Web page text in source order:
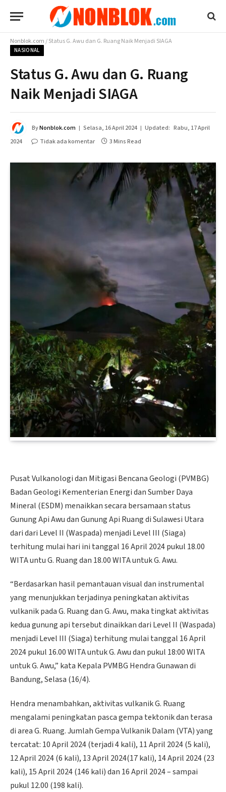
Nonblok.com/Status G. Awu dan G. Ruang Naik Menjadi SIAGA
NASIONAL
Status G. Awu dan G. Ruang
Naik Menjadi SIAGA
ByNonblok.com Selasa, 16 April 2024 Updated: Rabu, 17 April
2024
Tidak ada komentar 3 Mins Read
Pusat Vulkanologi dan Mitigasi Bencana Geologi (PVMBG)
Badan Geologi Kementerian Energi dan Sumber Daya
Mineral (ESDM) menaikkan secara bersamaan status
Gunung Api Awu dan Gunung Api Ruang di Sulawesi Utara
dari dari Level II (Waspada) menjadi Level III (Siaga)
terhitung mulai hari ini tanggal 16 April 2024 pukul 18.00
WITA untu G. Ruang dan 18.00 WITA untuk G. Awu.
“Berdasarkan hasil pemantauan visual dan instrumental
yang menunjukkan terjadinya peningkatan aktivitas
vulkanik pada G. Ruang dan G. Awu, maka tingkat aktivitas
kedua gunung api tersebut dinaikkan dari Level II (Waspada)
menjadi Level III (Siaga) terhitung mulai tanggal 16 April
2024 pukul 16.00 WITA untuk G. Awu dan pukul 18:00 WITA
untuk G. Awu,” kata Kepala PVMBG Hendra Gunawan di
Bandung, Selasa (16/4).
Hendra menambahkan, aktivitas vulkanik G. Ruang
mengalami peningkatan pasca gempa tektonik dan terasa
di area G. Ruang. Jumlah Gempa Vulkanik Dalam (VTA) yang
tercatat: 10 April 2024 (terjadi 4 kali), 11 April 2024 (5 kali),
12 April 2024 (6 kali), 13 April 2024(17 kali), 14 April 2024 (23
kali), 15 April 2024 (146 kali) dan 16 April 2024 – sampai
pukul 12.00 (198 kali).